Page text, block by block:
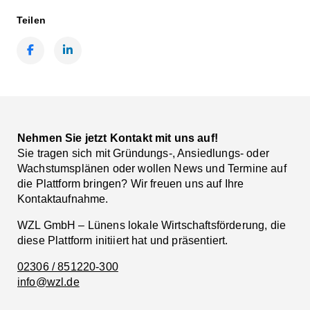
Teilen
Nehmen Sie jetzt Kontakt mit uns auf!
Sie tragen sich mit Gründungs-, Ansiedlungs- oder
Wachstumsplänen oder wollen News und Termine auf
die Plattform bringen? Wir freuen uns auf Ihre
Kontaktaufnahme.
WZL GmbH – Lünens lokale Wirtschaftsförderung, die
diese Plattform initiiert hat und präsentiert.
02306 / 851220-300
info@wzl.de